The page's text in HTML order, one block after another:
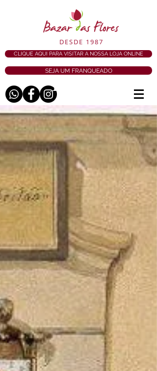
DESDE 1987
CLIQUE AQUI PARA VISITAR A NOSSA LOJA ONLINE
SEJA UM FRANQUEADO
BLOG